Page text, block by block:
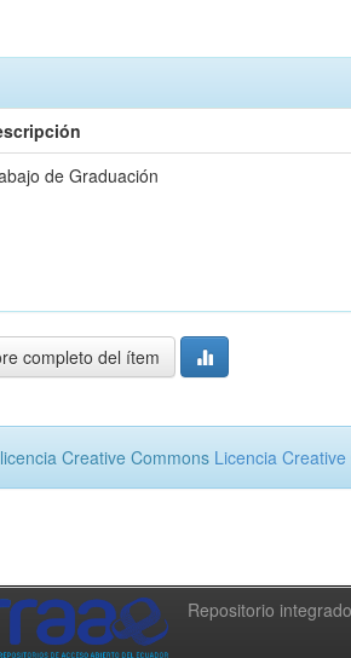
de Graduación
completo del ítem
Creative Commons Licencia
Repositorio